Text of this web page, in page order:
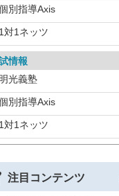
別指導Axis
1対1ネッツ
情報
明光義塾
別指導Axis
1対1ネッツ
注目コンテンツ